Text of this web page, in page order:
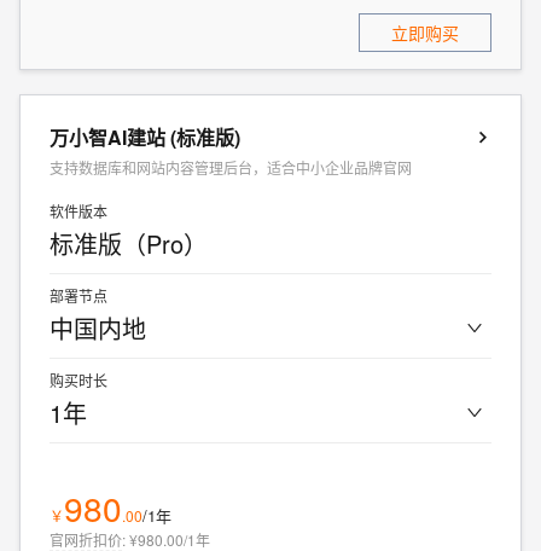
立即购买
万小智AI建站 (标准版)
支持数据库和网站内容管理后台，适合中小企业品牌官网
软件版本
标准版（Pro）
部署节点
中国内地
购买时长
1年
￥980.00/1年
官网折扣价:¥980.00/1年